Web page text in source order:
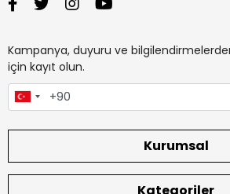
Kampanya, duyuru ve
için kayıt olun.
Kurumsal